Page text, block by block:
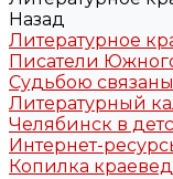
Назад
Литературное
Писатели
Судьбою
Литературный
Челябинск в
Интернет-
Копилка